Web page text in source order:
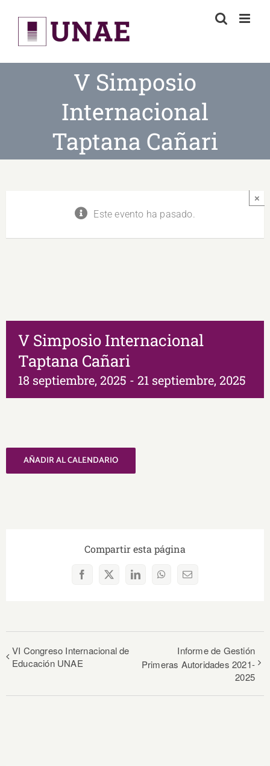
content
V Simposio
Internacional
Taptana Cañari
Este evento ha pasado.
×
V Simposio Internacional
Taptana Cañari
18 septiembre, 2025 - 21 septiembre, 2025
AÑADIR AL CALENDARIO
Compartir esta página
Facebook
X LinkedInWhatsAppCorreo
VI Congreso Internacional de
Educación UNAE
Informe de Gestión
Primeras Autoridades 2021-
2025